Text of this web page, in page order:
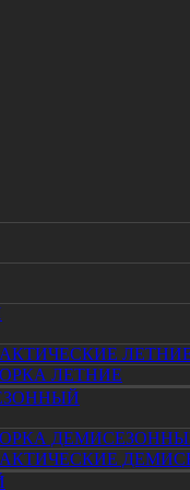
ЛЕТНИЕ